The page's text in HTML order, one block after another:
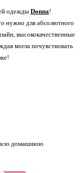
одежды Donna!
нужно для абсолютного
высококачественные
могла почувствовать
домашнюю